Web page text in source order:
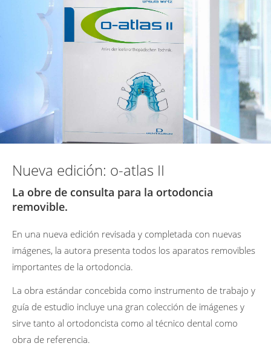
Nueva edición: o-atlas II
La obre de consulta para la ortodoncia
removible.
En una nueva edición revisada y completada con nuevas
imágenes, la autora presenta todos los aparatos removibles
importantes de la ortodoncia.
La obra estándar concebida como instrumento de trabajo y
guía de estudio incluye una gran colección de imágenes y
sirve tanto al ortodoncista como al técnico dental como
obra de referencia.